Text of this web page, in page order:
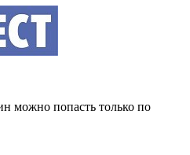
можно попасть только по